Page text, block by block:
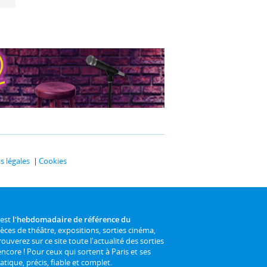
légales Cookies
l'hebdomadaire de référence du
de théâtre, expositions, sorties cinéma,
sur ce site toute l'actualité des sorties
! Pour ceux qui sortent à Paris et ses
précis, fiable et complet.